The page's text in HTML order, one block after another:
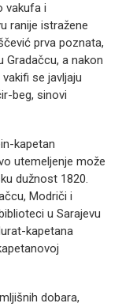
vakufa i
ranije istražene
prva poznata,
Gradačcu, a nakon
se javljaju
beg, sinovi
kapetan
utemeljenje može
dužnost 1820.
Modriči i
u Sarajevu
kapetana
dobara,